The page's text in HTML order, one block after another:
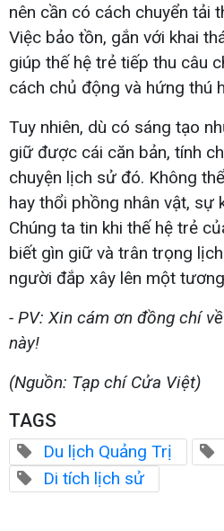
nên cần có cách chuyển tải
Việc bảo tồn, gắn với khai
giúp thế hệ trẻ tiếp thu câu
cách chủ động và hứng thú
Tuy nhiên, dù có sáng tạo
giữ được cái căn bản, tính
chuyện lịch sử đó. Không
hay thổi phồng nhân vật, sự
Chúng ta tin khi thế hệ trẻ
biết gìn giữ và trân trọng
người đắp xây lên một
- PV: Xin cám ơn đồng chí
này!
(Nguồn: Tạp chí Cửa Việt)
TAGS
Du lịch Quảng Trị
Di tích lịch sử